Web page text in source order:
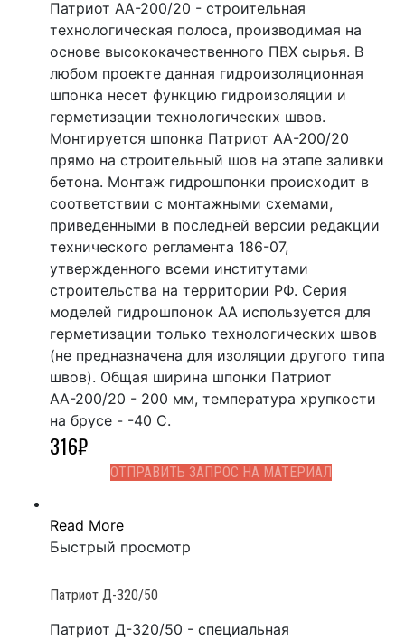
Патриот АА-200/20 - строительная
технологическая полоса, производимая на
основе высококачественного ПВХ сырья. В
любом проекте данная гидроизоляционная
шпонка несет функцию гидроизоляции и
герметизации технологических швов.
Монтируется шпонка Патриот АА-200/20
прямо на строительный шов на этапе заливки
бетона. Монтаж гидрошпонки происходит в
соответствии с монтажными схемами,
приведенными в последней версии редакции
технического регламента 186-07,
утвержденного всеми институтами
строительства на территории РФ. Серия
моделей гидрошпонок АА используется для
герметизации только технологических швов
(не предназначена для изоляции другого типа
швов). Общая ширина шпонки Патриот
АА-200/20 - 200 мм, температура хрупкости
на брусе - -40 С.
316₽
ОТПРАВИТЬ ЗАПРОС НА МАТЕРИАЛ
Read More
Быстрый просмотр
Патриот Д-320/50
Патриот Д-320/50 - специальная